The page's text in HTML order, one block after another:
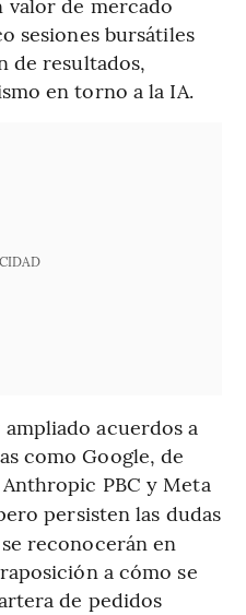
sesiones bursátiles
de resultados,
en torno a la IA.
acuerdos a
como Google, de
PBC y Meta
persisten las dudas
reconocerán en
a cómo se
de pedidos